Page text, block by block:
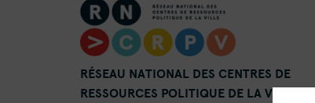
RÉSEAU NATIONAL DES CENTRES DE
RESSOURCES POLITIQUE DE LA VILLE